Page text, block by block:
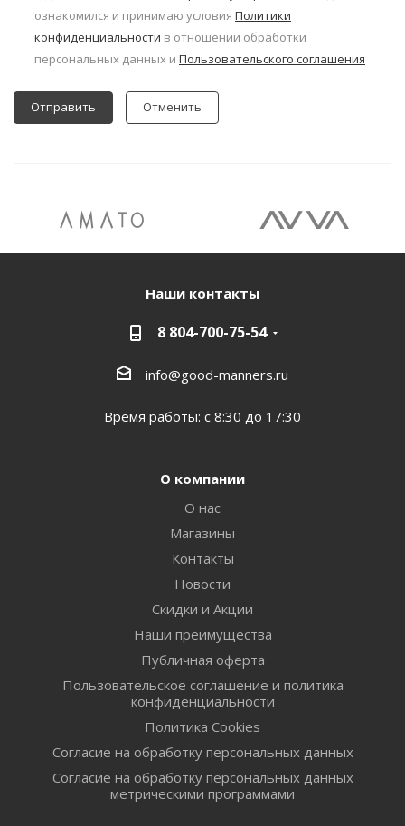
ознакомился и принимаю условия Политики
конфиденциальности в отношении обработки
персональных данных и Пользовательского соглашения
Отменить
Наши контакты
8 804-700-75-54
info@good-manners.ru
Время работы: с 8:30 до 17:30
О компании
О нас
Магазины
Контакты
Новости
Скидки и Акции
Наши преимущества
Публичная оферта
Пользовательское соглашение и политика
конфиденциальности
Политика Cookies
Согласие на обработку персональных данных
Согласие на обработку персональных данных
метрическими программами